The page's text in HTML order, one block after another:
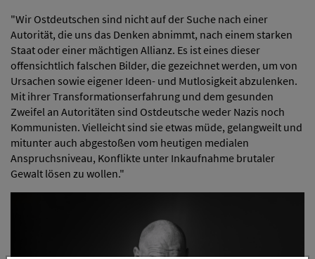
"Wir Ostdeutschen sind nicht auf der Suche nach einer
Autorität, die uns das Denken abnimmt, nach einem starken
Staat oder einer mächtigen Allianz. Es ist eines dieser
offensichtlich falschen Bilder, die gezeichnet werden, um von
Ursachen sowie eigener Ideen- und Mutlosigkeit abzulenken.
Mit ihrer Transformationserfahrung und dem gesunden
Zweifel an Autoritäten sind Ostdeutsche weder Nazis noch
Kommunisten. Vielleicht sind sie etwas müde, gelangweilt und
mitunter auch abgestoßen vom heutigen medialen
Anspruchsniveau, Konflikte unter Inkaufnahme brutaler
Gewalt lösen zu wollen."